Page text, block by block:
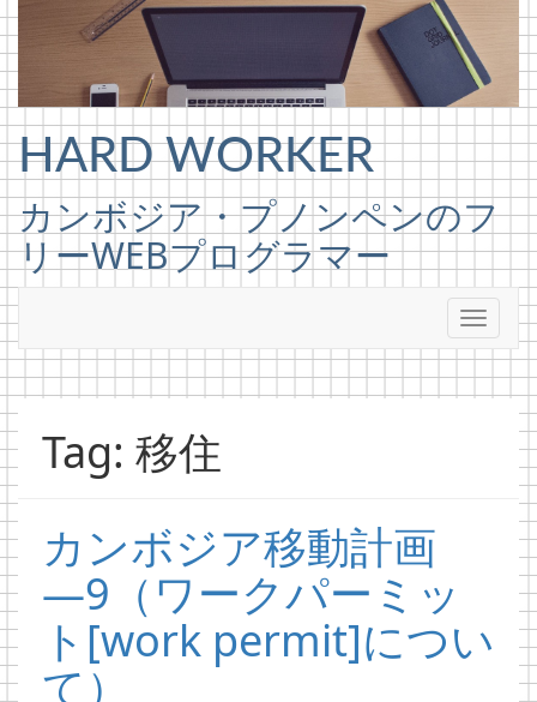
Skip to content
HARD WORKER
カンボジア・プノンペンのフ
リーWEBプログラマー
Tag: 移住
カンボジア移動計画
―9（ワークパーミッ
ト[work permit]につい
て）